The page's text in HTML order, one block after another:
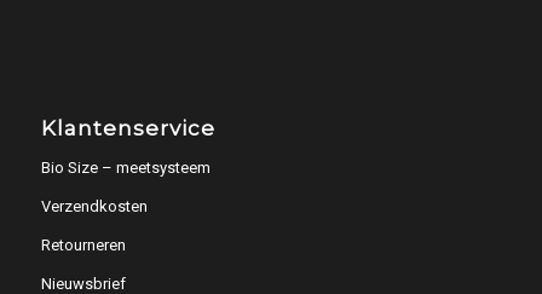
Klantenservice
Bio Size – meetsysteem
Verzendkosten
Retourneren
Nieuwsbrief